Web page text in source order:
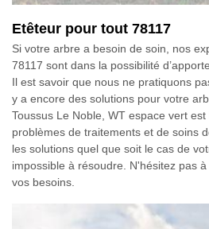
Etêteur pour tout 78117
Si votre arbre a besoin de soin, nos
78117 sont dans la possibilité
Il est savoir que nous ne pratiquons
y a encore des solutions pour votre
Toussus Le Noble, WT espace vert
problèmes de traitements et de soins
les solutions quel que soit le cas de
impossible à résoudre. N'hésitez pas
vos besoins.